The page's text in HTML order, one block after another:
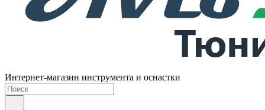
Интернет-магазин инструмента и оснастки